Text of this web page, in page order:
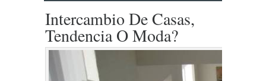
Intercambio De Casas,
Tendencia O Moda?